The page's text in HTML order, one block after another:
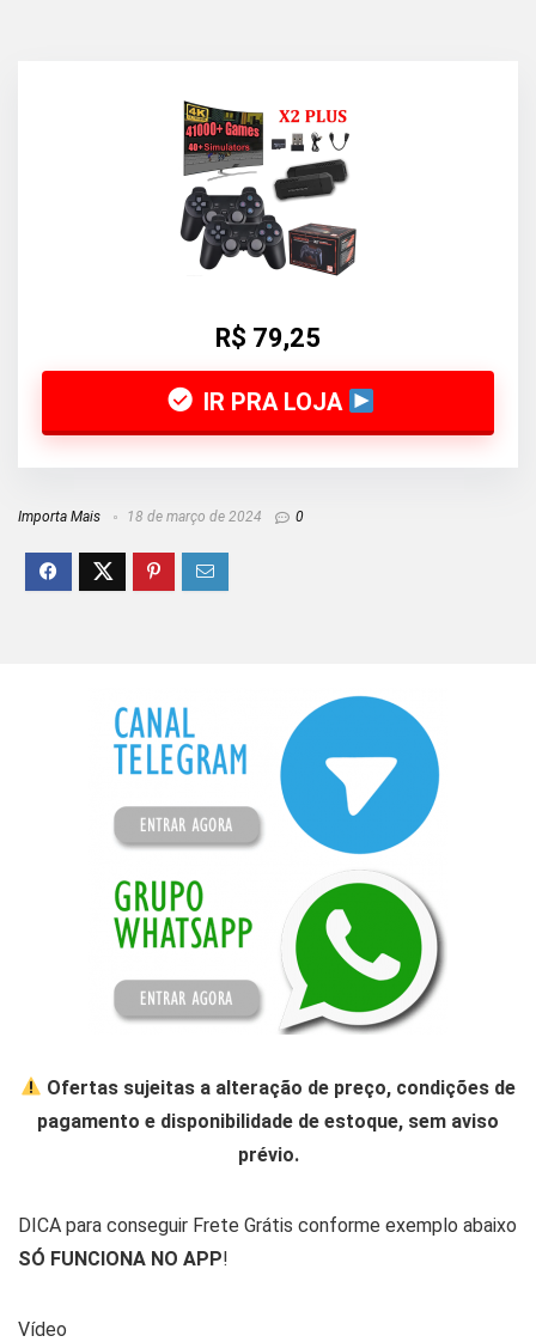
R$ 79,25
IR PRA LOJA
Importa Mais 18 de março de 2024 0
Ofertas sujeitas a alteração de preço, condições de
pagamento e disponibilidade de estoque, sem aviso
prévio.
DICA para conseguir Frete Grátis conforme exemplo abaixo
SÓ FUNCIONA NO APP!
Vídeo